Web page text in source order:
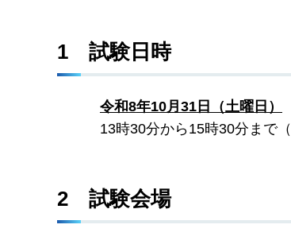
1 試験日時
令和8年10月31日（土曜日）
13時30分から15時30分まで
2 試験会場